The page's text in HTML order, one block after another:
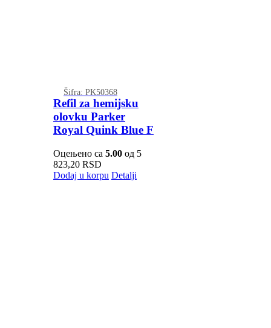
Šifra: PK50368
Refil za hemijsku
olovku Parker
Royal Quink Blue F
Оцењено са 5.00од 5
823,20 RSD
Dodaj u korpu Detalji